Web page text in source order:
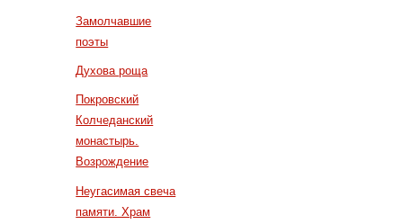
Замолчавшие
поэты
Духова роща
Покровский
Колчеданский
монастырь.
Возрождение
Неугасимая свеча
памяти. Храм